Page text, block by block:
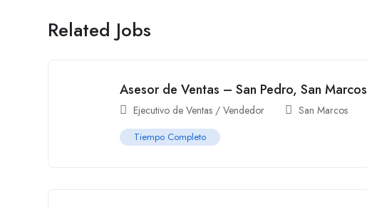
Related Jobs
Asesor de Ventas – San Pedro, San Marcos
Ejecutivo de Ventas / Vendedor San Marcos
Tiempo Completo